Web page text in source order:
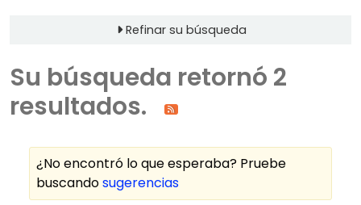
Refinar su búsqueda
Su búsqueda retornó 2
resultados.
¿No encontró lo que esperaba? Pruebe
buscandosugerencias